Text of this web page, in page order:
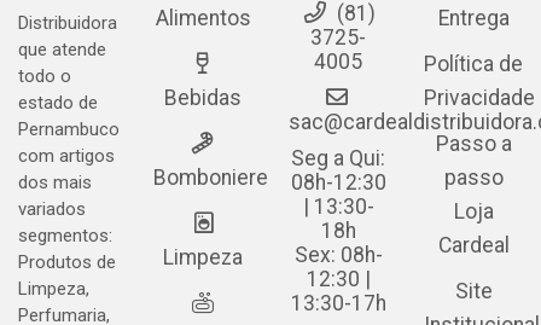
Distribuidora
que atende
todo o
estado de
Pernambuco
com artigos
dos mais
variados
segmentos:
Produtos de
Limpeza,
Perfumaria,
Alimentos
Bebidas
Bomboniere
Limpeza
(81)
3725-
4005
Seg a Qui:
08h-12:30
| 13:30-
18h
Sex: 08h-
12:30 |
13:30-17h
Entrega
Política de
Privacidade
Passo a
passo
Loja
Cardeal
Site